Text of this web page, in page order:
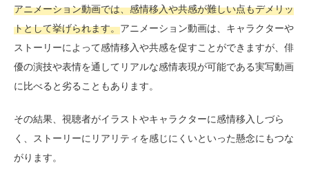
アニメーション動画では、感情移入や共感が難しい点もデメリッ
トとして挙げられます。アニメーション動画は、キャラクターや
ストーリーによって感情移入や共感を促すことができますが、俳
優の演技や表情を通してリアルな感情表現が可能である実写動画
に比べると劣ることもあります。
その結果、視聴者がイラストやキャラクターに感情移入しづら
く、ストーリーにリアリティを感じにくいといった懸念にもつな
がります。